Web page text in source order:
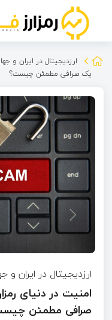
ارزدیجیتال در ایران و
یک صرافی مطمئن چیست؟
ارزدیجیتال در ایران و
امنیت در دنیای
صرافی مطمئن